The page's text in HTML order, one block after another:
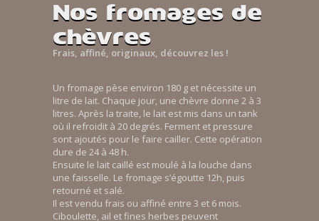
Nos fromages de
chèvres
Frais, affiné, originaux, découvrez les !
Un fromage pèse environ 180 g et nécessite un
litre de lait. Chaque jour, une chèvre donne 2 à 3
litres. Après la traite, le lait est mis dans un tank
où il refroidit à 20 degrés. Ferment et pressure
sont ajoutés pour le faire cailler. Cette opération
dure de 24 à 48 h.
Ensuite le lait caillé est moulé à la louche dans
une faisselle. Le fromage s’égoutte 12h, puis
retourné et salé.
Il est vendu frais ou affiné entre 3 et 6 mois.
Ciboulette, ail et fines herbes peuvent